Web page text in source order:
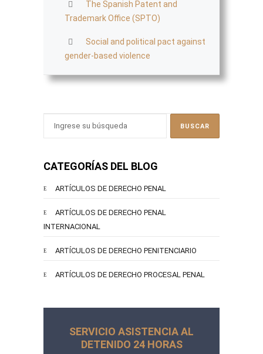
The Spanish Patent and
Trademark Office (SPTO)
Social and political pact against
gender-based violence
CATEGORÍAS DEL BLOG
ARTÍCULOS DE DERECHO PENAL
ARTÍCULOS DE DERECHO PENAL
INTERNACIONAL
ARTÍCULOS DE DERECHO PENITENCIARIO
ARTÍCULOS DE DERECHO PROCESAL PENAL
SERVICIO ASISTENCIA AL
DETENIDO 24 HORAS